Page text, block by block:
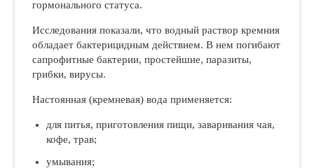
гормонального статуса.
Исследования показали, что водный раствор кремния
обладает бактерицидным действием. В нем погибают
сапрофитные бактерии, простейшие, паразиты,
грибки, вирусы.
Настоянная (кремневая) вода применяется:
для питья, приготовления пищи, заваривания чая,
кофе, трав;
умывания;